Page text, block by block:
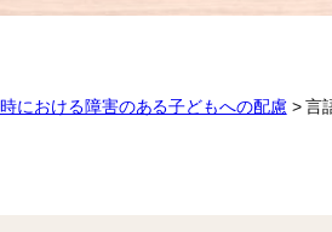
における障害のある子どもへの配慮>言